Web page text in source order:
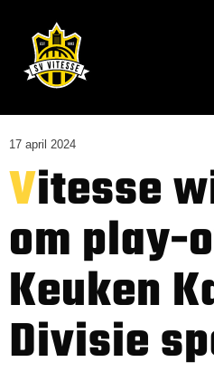
17 april 2024
Vitesse wil straks
om play-
Keuken
Divisie